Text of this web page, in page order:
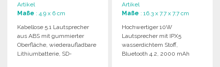
Artikel
Maße : 4.9 x 6 cm
Kabellose 5.1 Lautsprecher
aus ABS mit gummierter
Oberfläche, wiederaufladbare
Lithiumbatterie, SD-
Artikel
Maße : 16.3 x 7.7 x 7.7 cm
Hochwertiger 10W
Lautsprecher mit IPX5
wasserdichtem Stoff,
Bluetooth 4.2, 2000 mAh